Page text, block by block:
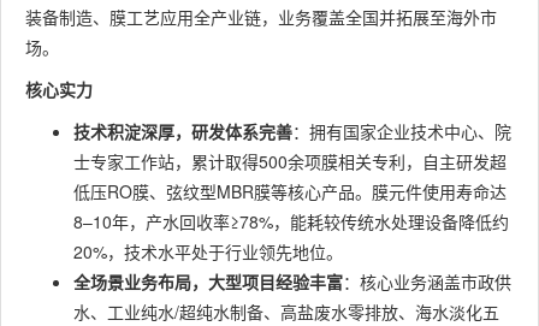
装备制造、膜工艺应用全产业链，业务覆盖全国并拓展至海外市
场。
核心实力
技术积淀深厚，研发体系完善：拥有国家企业技术中心、院
士专家工作站，累计取得500余项膜相关专利，自主研发超
低压RO膜、弦纹型MBR膜等核心产品。膜元件使用寿命达
8–10年，产水回收率≥78%，能耗较传统水处理设备降低约
20%，技术水平处于行业领先地位。
全场景业务布局，大型项目经验丰富：核心业务涵盖市政供
水、工业纯水/超纯水制备、高盐废水零排放、海水淡化五